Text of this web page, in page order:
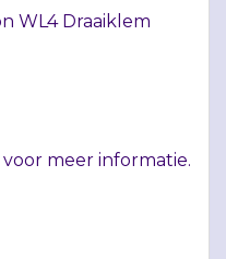
WL4 Draaiklem
meer informatie.